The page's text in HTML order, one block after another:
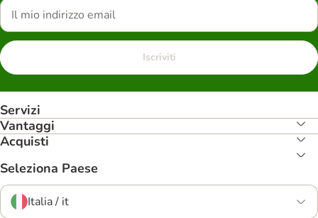
Iscriviti
Servizi
Vantaggi
Acquisti
Seleziona Paese
Italia / it